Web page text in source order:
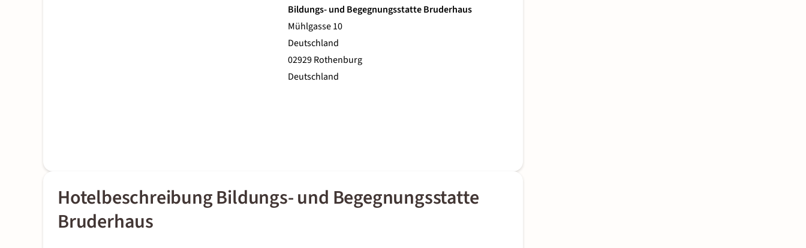
Bildungs- und Begegnungsstatte Bruderhaus
Mühlgasse 10
Deutschland
02929 Rothenburg
Deutschland
Hotelbeschreibung Bildungs- und Begegnungsstatte
Bruderhaus